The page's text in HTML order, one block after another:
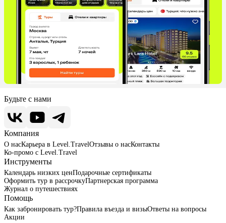
Будьте с нами
Компания
О насКарьера в Level.TravelОтзывы о насКонтакты
Ко-промо с Level.Travel
Инструменты
Календарь низких ценПодарочные сертификаты
Оформить тур в рассрочкуПартнерская программа
Журнал о путешествиях
Помощь
Как забронировать тур?Правила въезда и визыОтветы на вопросы
Акции